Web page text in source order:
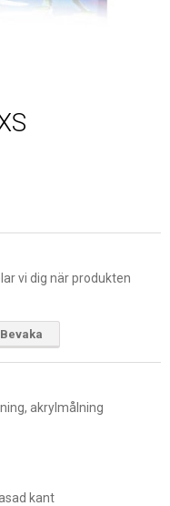
vi dig när produkten
Bevaka
akrylmålning
kant